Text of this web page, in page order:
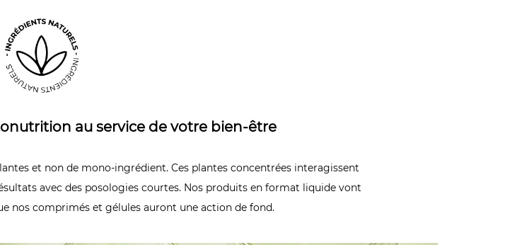
au service de votre bien-être​
et non de mono-ingrédient. Ces plantes concentrées interagissent
avec des posologies courtes. Nos produits en format liquide vont
nos comprimés et gélules auront une action de fond.